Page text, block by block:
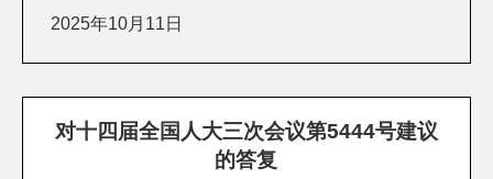
2025年10月11日
对十四届全国人大三次会议第5444号建议
的答复